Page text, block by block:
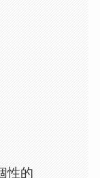
性的